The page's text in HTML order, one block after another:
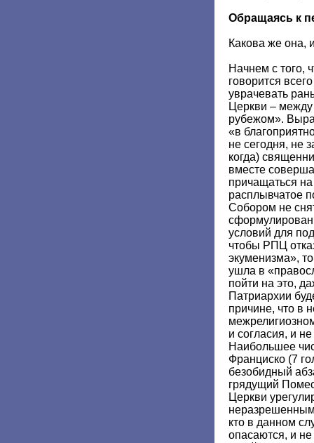
Обращаясь к
Какова же она,
Начнем с того,
говорится
уврачевать
Церкви – между
рубежом».
«в
не сегодня, не
когда)
вместе
причащаться
расплывчатое
Собором не
условий для
чтобы РПЦ
экуменизма»,
ушла в
пойти на это,
Патриархии
причине, что в
и согласия, и
Наибольшее
Франциско (7
безобидный
грядущий
Церкви
кто в данном
опасаются, и не